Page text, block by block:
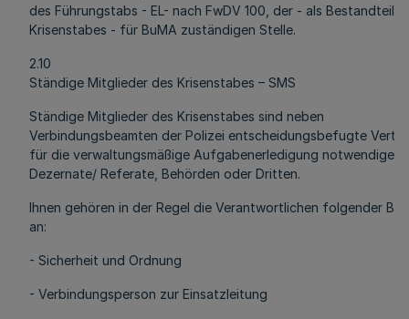
des Führungstabs - EL- nach FwDV 100, der - als Bestandteil
Krisenstabes - für BuMA zuständigen Stelle.
2.10
Ständige Mitglieder des Krisenstabes – SMS
Ständige Mitglieder des Krisenstabes sind neben
Verbindungsbeamten der Polizei entscheidungsbefugte
für die verwaltungsmäßige Aufgabenerledigung notwendigen
Dezernate/ Referate, Behörden oder Dritten.
Ihnen gehören in der Regel die Verantwortlichen folgender
an:
- Sicherheit und Ordnung
- Verbindungsperson zur Einsatzleitung